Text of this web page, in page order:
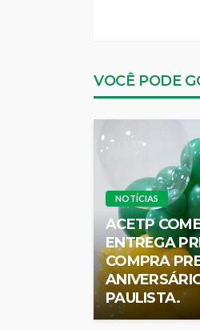
VOCÊ PODE
NOTÍCIAS
ACETP
ENTREGA
COMPRA
PAULISTA.